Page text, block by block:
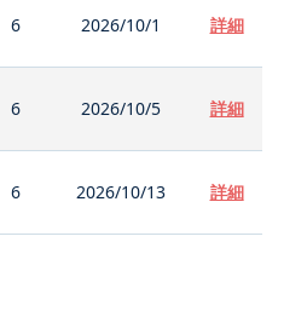
6 2026/10/1 詳細
6 2026/10/5 詳細
6 2026/10/13 詳細